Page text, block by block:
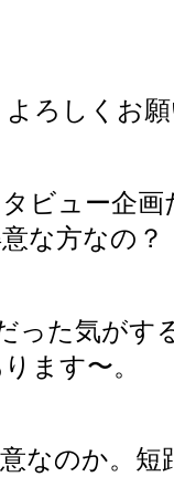
ろしくお
ビュー企画
な方なの？
った気がす
ます〜。
なのか。短